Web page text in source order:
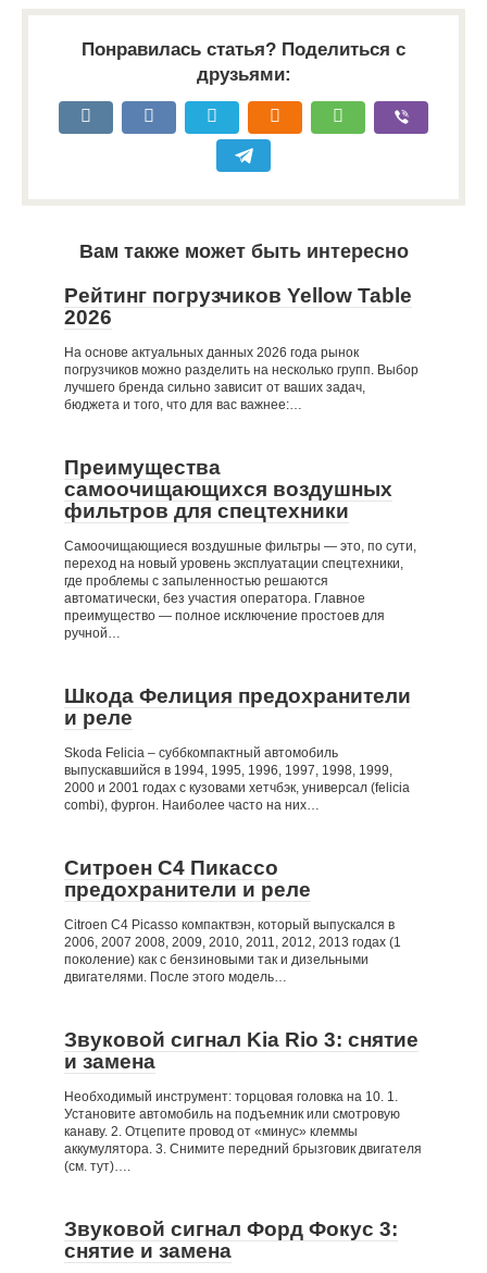
Понравилась статья? Поделиться с
друзьями:
Вам также может быть интересно
Рейтинг погрузчиков Yellow Table
2026
На основе актуальных данных 2026 года рынок
погрузчиков можно разделить на несколько групп. Выбор
лучшего бренда сильно зависит от ваших задач,
бюджета и того, что для вас важнее:…
Преимущества
самоочищающихся воздушных
фильтров для спецтехники
Самоочищающиеся воздушные фильтры — это, по сути,
переход на новый уровень эксплуатации спецтехники,
где проблемы с запыленностью решаются
автоматически, без участия оператора. Главное
преимущество — полное исключение простоев для
ручной…
Шкода Фелиция предохранители
и реле
Skoda Felicia – суббкомпактный автомобиль
выпускавшийся в 1994, 1995, 1996, 1997, 1998, 1999,
2000 и 2001 годах с кузовами хетчбэк, универсал (felicia
combi), фургон. Наиболее часто на них…
Ситроен С4 Пикассо
предохранители и реле
Citroen C4 Picasso компактвэн, который выпускался в
2006, 2007 2008, 2009, 2010, 2011, 2012, 2013 годах (1
поколение) как с бензиновыми так и дизельными
двигателями. После этого модель…
Звуковой сигнал Kia Rio 3: снятие
и замена
Необходимый инструмент: торцовая головка на 10. 1.
Установите автомобиль на подъемник или смотровую
канаву. 2. Отцепите провод от «минус» клеммы
аккумулятора. 3. Снимите передний брызговик двигателя
(см. тут)….
Звуковой сигнал Форд Фокус 3:
снятие и замена